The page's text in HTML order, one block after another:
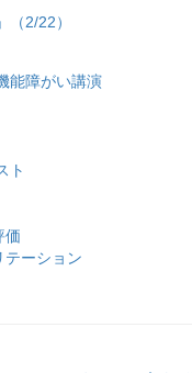
2/22）
能障がい講演
ト
価
テーション